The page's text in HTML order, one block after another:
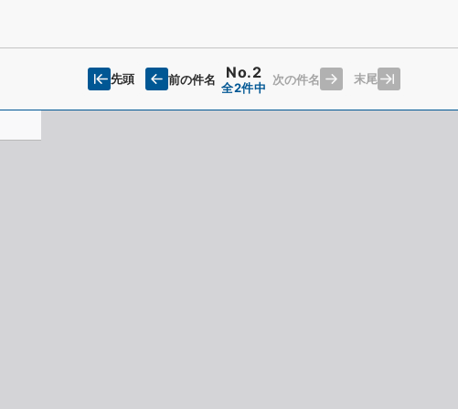
先頭 前の件名 No.2
全2件中
次の件名 末尾